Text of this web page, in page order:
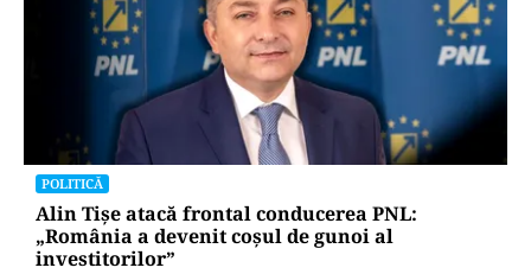
POLITICĂ
Alin Tișe atacă frontal conducerea PNL:
„România a devenit coșul de gunoi al
investitorilor”